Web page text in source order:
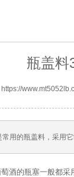
瓶盖料
用的瓶盖料，采用
酒的瓶塞一般都采